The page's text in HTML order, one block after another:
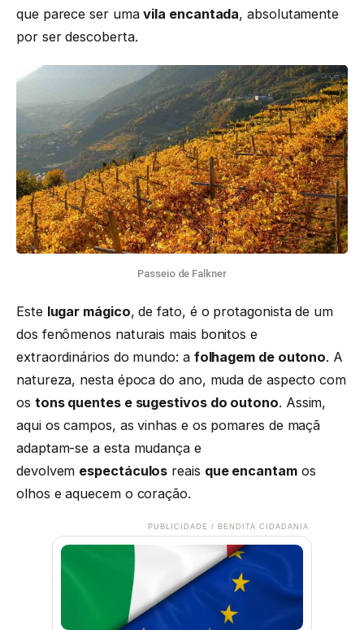
que parece ser umavila encantada, absolutamente
por ser descoberta.
Passeio de Falkner
Este lugar mágico, de fato, é o protagonista de um
dos fenômenos naturais mais bonitos e
extraordinários do mundo: a folhagem de outono. A
natureza, nesta época do ano, muda de aspecto com
os tons quentes e sugestivos do outono. Assim,
aqui os campos, as vinhas e os pomares de maçã
adaptam-se a esta mudança e
devolvem espectáculos reais que encantamos
olhos e aquecem o coração.
PUBLICIDADE / BENDITA CIDADANIA